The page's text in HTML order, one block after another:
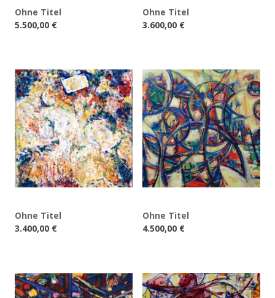
Ohne Titel
5.500,00 €
Ohne Titel
3.600,00 €
Ohne Titel
3.400,00 €
Ohne Titel
4.500,00 €